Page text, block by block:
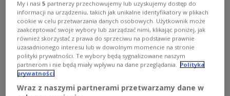
My i nasi5 partnerzy przechowujemy lub uzyskujemy dostęp do
informacji na urządzeniu, takich jak unikalne identyfikatory w plikach
cookie w celu przetwarzania danych osobowych. Użytkownik może
zaakceptować swoje wybory lub zarządzać nimi, klikając poniżej, jak
również skorzystać z prawa do sprzeciwu na podstawie prawnie
uzasadnionego interesu lub w dowolnym momencie na stronie
polityki prywatności. Te wybory będą sygnalizowane naszym
partnerom i nie będą miały wpływu na dane przeglądania. Polityka
prywatności
Wraz z naszymi partnerami przetwarzamy dane w